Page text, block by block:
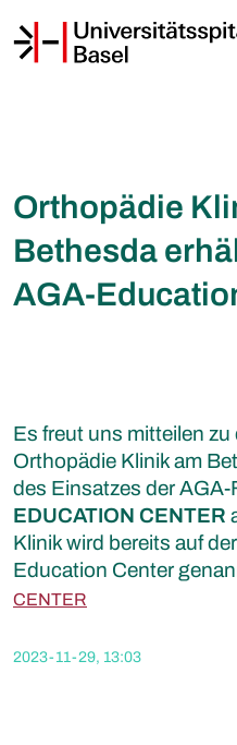
Orthopädie
Bethesda
AGA-
Es freut uns mitteilen
Orthopädie Klinik am
des Einsatzes der
EDUCATION CENTER
Klinik wird bereits auf
Education Center
CENTER
2023-11-29, 13:03